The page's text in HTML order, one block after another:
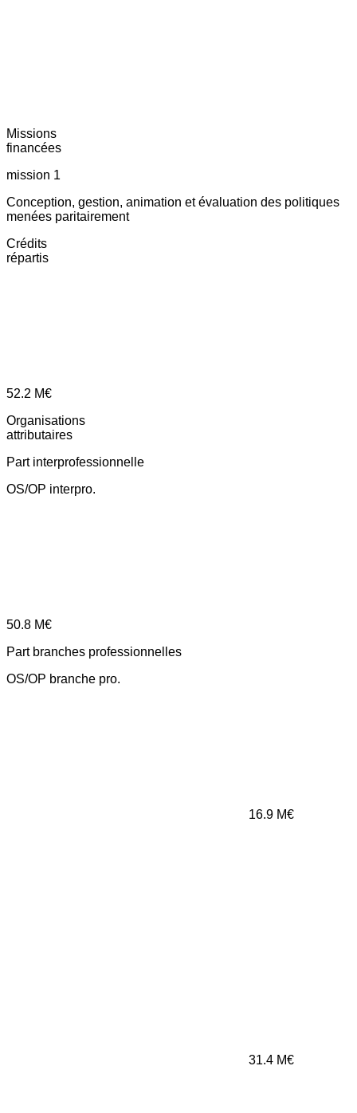
Missions
financées
mission 1
Conception, gestion, animation et évaluation des politiques
menées paritairement
Crédits
répartis
52.2 M€
Organisations
attributaires
Part interprofessionnelle
OS/OP interpro.
50.8 M€
Part branches professionnelles
OS/OP branche pro.
16.9 M€
31.4 M€